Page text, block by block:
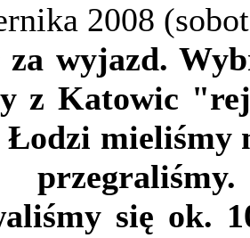
2008
za wyjazd.
z Katowic
Łodzi mieliśmy
się ok.